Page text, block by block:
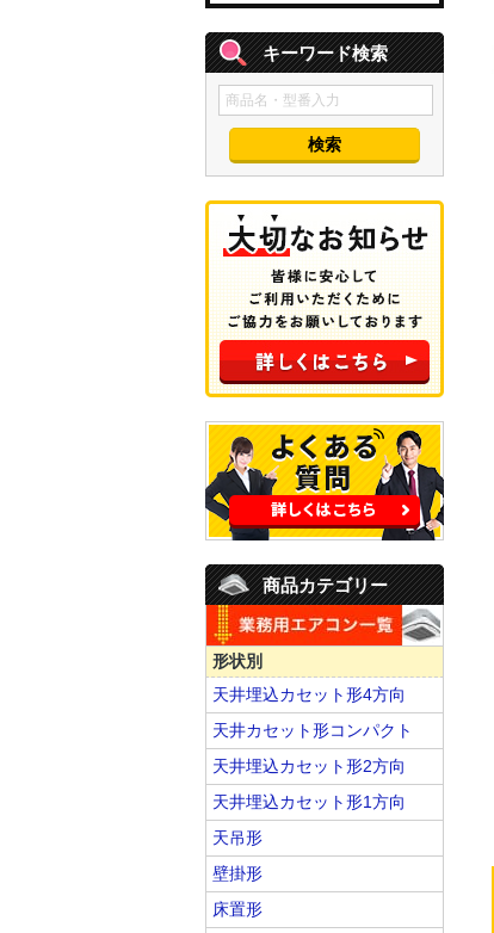
キーワード検索
商品カテゴリー
形状別
天井埋込カセット形4方向
天井カセット形コンパクト
天井埋込カセット形2方向
天井埋込カセット形1方向
天吊形
壁掛形
床置形